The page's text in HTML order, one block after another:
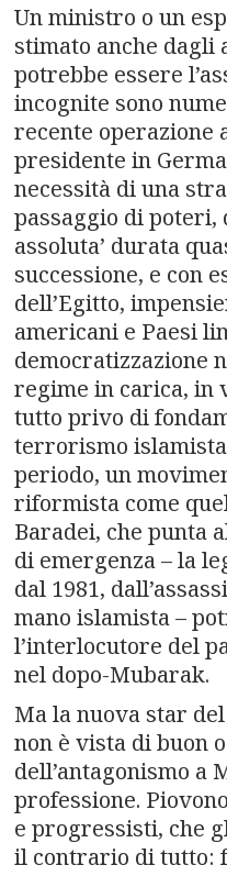
Un ministro o un
stimato anche
potrebbe essere
incognite sono
recente operazione
presidente in
necessità di una
passaggio di poteri,
assoluta’ durata
successione, e con
dell’Egitto,
americani e Paesi
democratizzazione
regime in carica, in
tutto privo di
terrorismo
periodo, un
riformista come
Baradei, che punta
di emergenza – la
dal 1981,
mano islamista –
l’interlocutore del
nel dopo-Mubarak.
Ma la nuova star
non è vista di buon
dell’antagonismo a
professione.
e progressisti, che
il contrario di tutto: